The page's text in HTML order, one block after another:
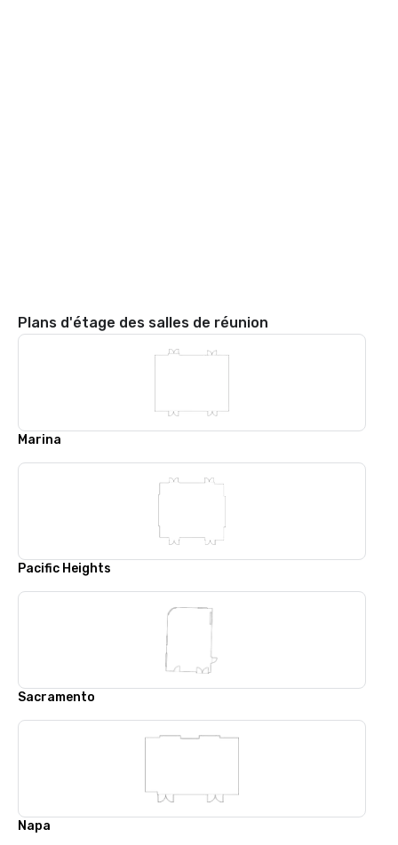
Plans d'étage des salles de réunion
Marina
Pacific Heights
Sacramento
Napa